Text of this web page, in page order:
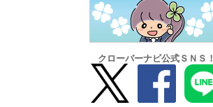
クローバーナビ公式ＳＮＳ！